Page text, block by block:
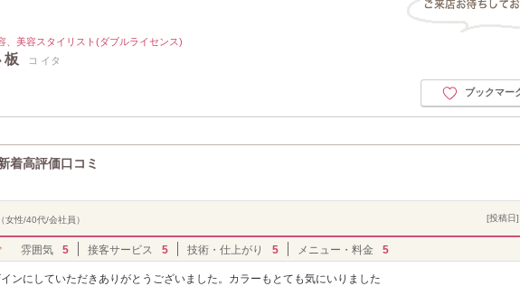
、美容スタイリスト(ダブルライセンス)
板 コ イタ
ブックマー
着高評価口コミ
（女性/40代/会社員） [投稿日
雰囲気 5 接客サービス 5 技術・仕上がり 5 メニュー・料金 5
ンにしていただきありがとうございました。カラーもとても気にいりました